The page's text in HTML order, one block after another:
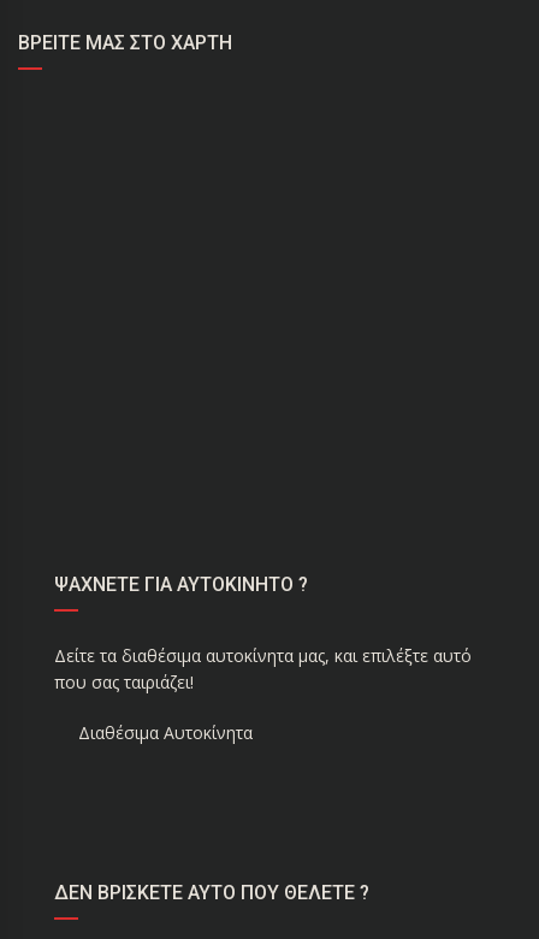
ΒΡΕΊΤΕ ΜΑΣ ΣΤΟ ΧΆΡΤΗ
ΨΑΧΝΕΤΕ ΓΙΑ ΑΥΤΟΚΙΝΗΤΟ ?
Δείτε τα διαθέσιμα αυτοκίνητα μας, και επιλέξτε αυτό
που σας ταιριάζει!
Διαθέσιμα Αυτοκίνητα
ΔΕΝ ΒΡΙΣΚΕΤΕ ΑΥΤΟ ΠΟΥ ΘΕΛΕΤΕ ?